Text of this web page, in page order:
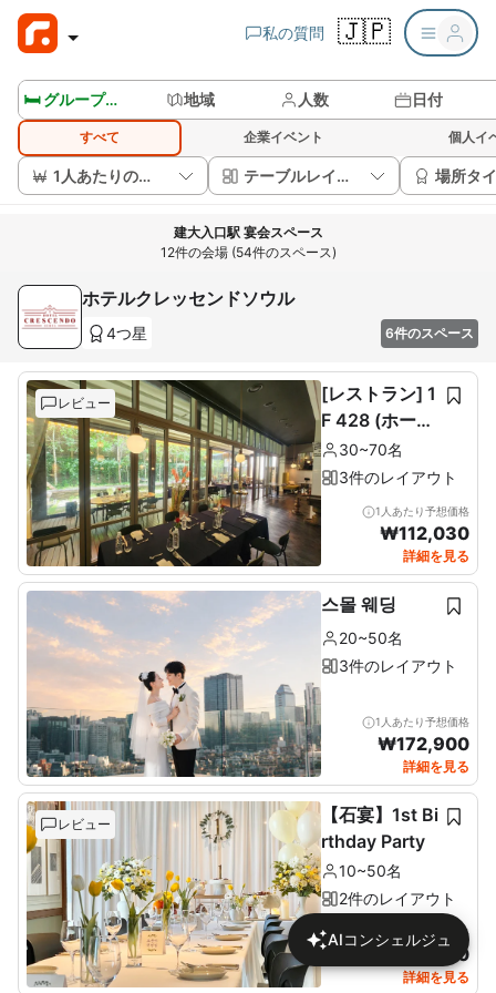
私の質問 🇯🇵
🛏️ グループルームを見る 地域 人数 日付
すべて 企業イベント 個人イ
1人あたりの価格 テーブルレイアウト 場所タ
建大入口駅 宴会スペース
12件の会場 (54件のスペース)
ホテルクレッセンドソウル
4つ星 6件のスペース
レビュー
[レストラン] 1
F 428 (ホール
60席+ルーム1
0席)
30~70名
3件のレイアウト
1人あたり予想価格
₩112,030
詳細を見る
스몰 웨딩
20~50名
3件のレイアウト
1人あたり予想価格
₩172,900
詳細を見る
レビュー
【石宴】1st Bi
rthday Party
10~50名
2件のレイアウト
1人あたり予想価格
137,680
詳細を見る
AIコンシェルジュ